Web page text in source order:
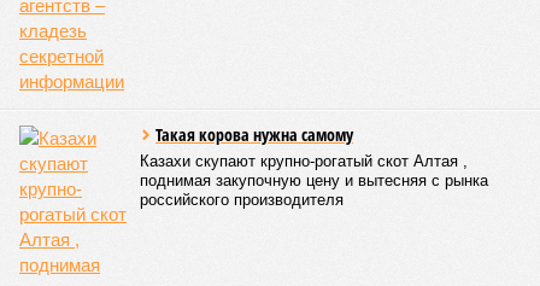
Такая корова нужна самому
Казахи скупают крупно-рогатый скот Алтая ,
поднимая закупочную цену и вытесняя с рынка
российского производителя